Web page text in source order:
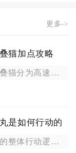
更多->
猫加点攻略
梦幻诛仙手游叠叠猫分为高速隐攻、血耐站场、龟速守尸三套核心加...
是如何行动的
大蛇丸在对局里的整体行动逻辑是以三形态切换为根基，依靠技能长...